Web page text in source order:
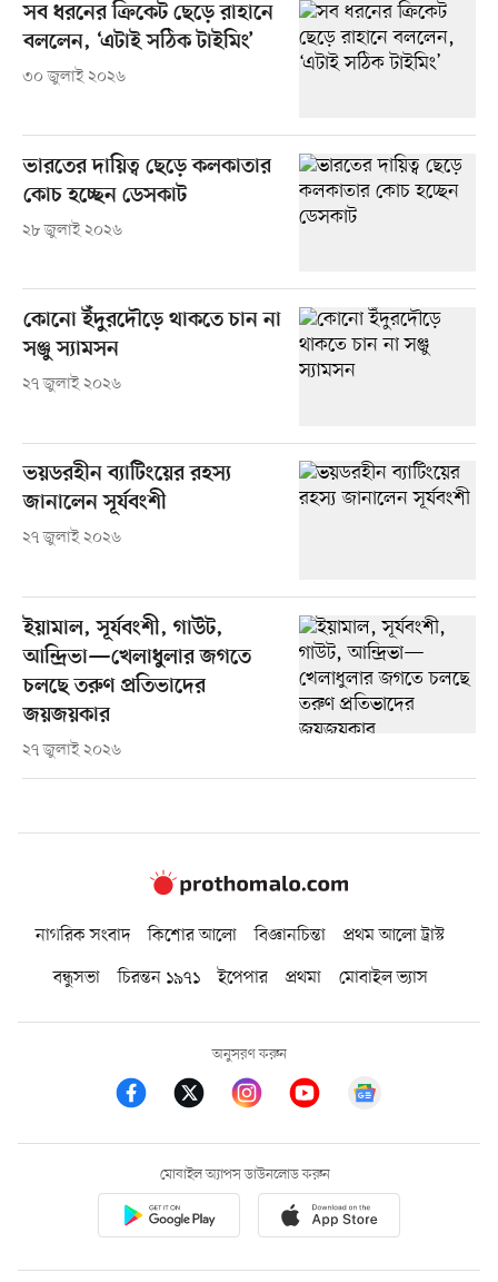
সব ধরনের ক্রিকেট ছেড়ে রাহানে
বললেন, ‘এটাই সঠিক টাইমিং’
৩০ জুলাই ২০২৬
ভারতের দায়িত্ব ছেড়ে কলকাতার
কোচ হচ্ছেন ডেসকাট
২৮ জুলাই ২০২৬
কোনো ইঁদুরদৌড়ে থাকতে চান না
সঞ্জু স্যামসন
২৭ জুলাই ২০২৬
ভয়ডরহীন ব্যাটিংয়ের রহস্য
জানালেন সূর্যবংশী
২৭ জুলাই ২০২৬
ইয়ামাল, সূর্যবংশী, গাউট,
আন্দ্রিভা—খেলাধুলার জগতে
চলছে তরুণ প্রতিভাদের
জয়জয়কার
২৭ জুলাই ২০২৬
নাগরিক সংবাদ কিশোর আলো বিজ্ঞানচিন্তা
প্রথম আলো ট্রাস্ট
বন্ধুসভা
চিরন্তন ১৯৭১ ইপেপার প্রথমা মোবাইল ভ্যাস
অনুসরণ করুন
মোবাইল অ্যাপস ডাউনলোড করুন